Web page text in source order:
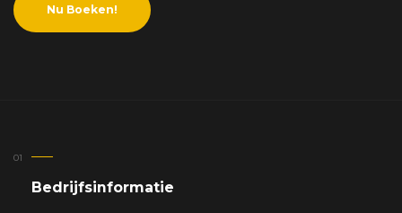
Nu Boeken!
Bedrijfsinformatie